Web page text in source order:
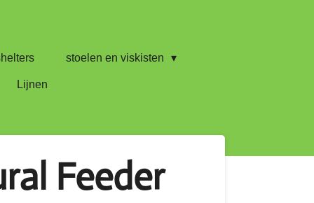
stoelen en viskisten
Lijnen
Feeder